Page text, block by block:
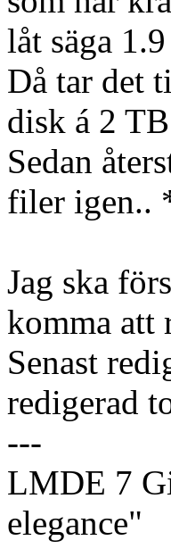
låt säga
Då tar det
disk á 2
Sedan
filer igen..
Jag ska
komma att
Senast
redigerad
---
LMDE 7
elegance"